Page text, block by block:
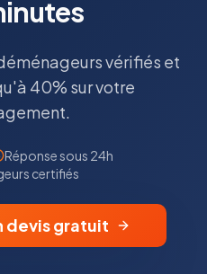
vérifiés et
40% sur votre
Réponse sous 24h
certifiés
devis gratuit